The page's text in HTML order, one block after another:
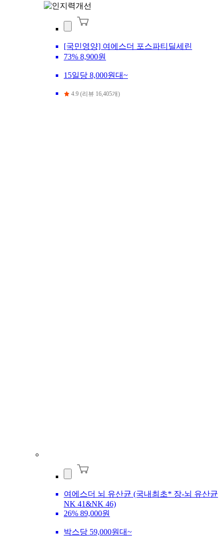
[국민영양] 여에스더 포스파티딜세린
73% 8,900원
15일당 8,000원대~
4.9 (리뷰 16,405개)
여에스더 뇌 유산균 (국내최초* 장-뇌 유산균
NK 41&NK 46)
26% 89,000원
박스당 59,000원대~